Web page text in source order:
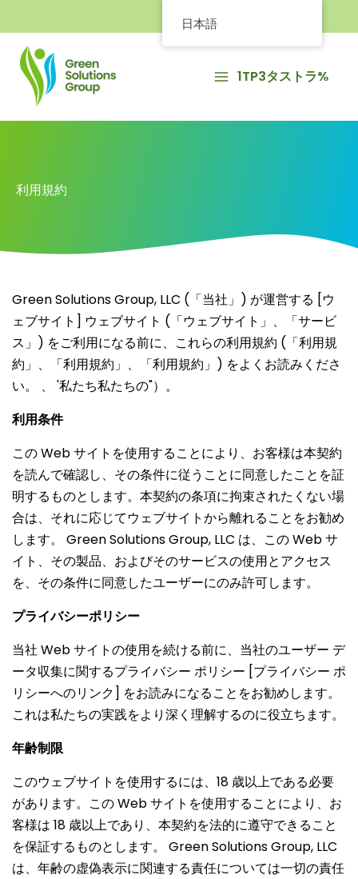
容
ッ
1TP3タストラ%
利用規約
Green Solutions Group, LLC (「当社」) が運営する [ウ
ェブサイト] ウェブサイト (「ウェブサイト」、「サービ
ス」) をご利用になる前に、これらの利用規約 (「利用規
約」、「利用規約」、「利用規約」) をよくお読みくださ
い。 、 '私たち私たちの"）。
利用条件
この Web サイトを使用することにより、お客様は本契約
を読んで確認し、その条件に従うことに同意したことを証
明するものとします。本契約の条項に拘束されたくない場
合は、それに応じてウェブサイトから離れることをお勧め
します。 Green Solutions Group, LLC は、この Web サ
イト、その製品、およびそのサービスの使用とアクセス
を、その条件に同意したユーザーにのみ許可します。
プライバシーポリシー
当社 Web サイトの使用を続ける前に、当社のユーザー デ
ータ収集に関するプライバシー ポリシー [プライバシー ポ
リシーへのリンク] をお読みになることをお勧めします。
これは私たちの実践をより深く理解するのに役立ちます。
年齢制限
このウェブサイトを使用するには、18 歳以上である必要
があります。この Web サイトを使用することにより、お
客様は 18 歳以上であり、本契約を法的に遵守できること
を保証するものとします。 Green Solutions Group, LLC
は、年齢の虚偽表示に関連する責任については一切の責任
日本語